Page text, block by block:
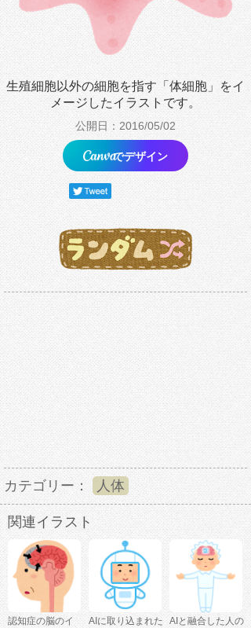
生殖細胞以外の細胞を指す「体細胞」をイ
メージしたイラストです。
公開日：2016/05/02
でデザイン
カテゴリー： 人体
関連イラスト
認知症の脳のイ
AIに取り込まれた
AIと融合した人の